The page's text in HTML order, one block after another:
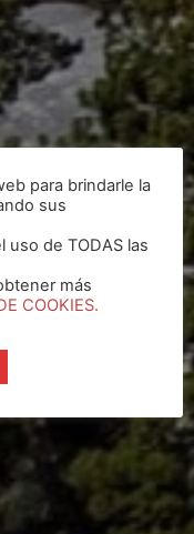
para brindarle la
sus
uso de TODAS las
más
COOKIES.